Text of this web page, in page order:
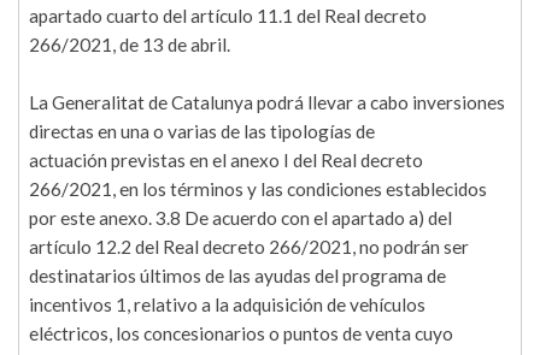
apartado cuarto del artículo 11.1 del Real decreto
266/2021, de 13 de abril.
La Generalitat de Catalunya podrá llevar a cabo inversiones
directas en una o varias de las tipologías de
actuación previstas en el anexo I del Real decreto
266/2021, en los términos y las condiciones establecidos
por este anexo. 3.8 De acuerdo con el apartado a) del
artículo 12.2 del Real decreto 266/2021, no podrán ser
destinatarios últimos de las ayudas del programa de
incentivos 1, relativo a la adquisición de vehículos
eléctricos, los concesionarios o puntos de venta cuyo